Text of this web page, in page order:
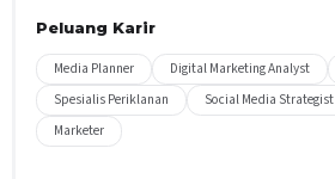
Peluang Karir
Media Planner Digital Marketing Analyst
Spesialis Periklanan
Social Media Strategist
Marketer